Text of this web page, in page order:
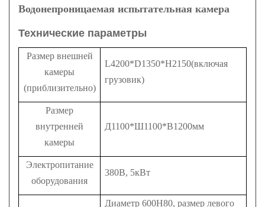
Водонепроницаемая испытательная камера
Технические параметры
Размер внешней
камеры
(приблизительно)
L4200*D1350*H2150(включая
грузовик)
Размер
внутренней
камеры
Д1100*Ш1100*В1200мм
Электропитание
оборудования
380В, 5кВт
Диаметр 600H80, размер левого